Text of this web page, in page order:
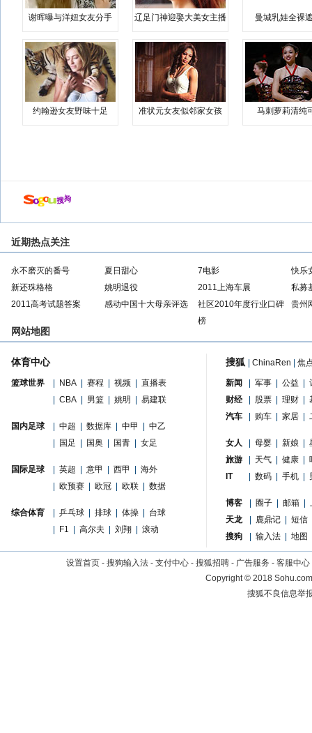
谢晖曝与洋妞女友分手 辽足门神迎娶大美女主播 曼城乳娃全裸
约翰逊女友野味十足 准状元女友似邻家女孩 马刺萝莉清纯
近期热点关注
永不磨灭的番号 夏日甜心 7电影
快乐
新还珠格格
姚明退役 2011上海车展
私募
2011高考试题答案
感动中国十大母亲评选
社区2010年度行业口碑
榜
贵州
网站地图
体育中心
篮球世界 NBA 赛程 视频
直播表
CBA 男篮 姚明 易建联
国内足球 中超 数据库 中甲
中乙
国足 国奥 国青 女足
国际足球 英超 意甲 西甲
海外
欧预赛 欧冠 欧联 数据
综合体育 乒乓球 排球 体操
台球
F1 高尔夫 刘翔 滚动
搜狐 ChinaRen 焦
新闻 军事 公益
财经
股票 理财
汽车
购车 家居
女人 母婴 新娘
旅游
天气 健康
IT
数码 手机
博客 圈子 邮箱
天龙
鹿鼎记
短信
搜狗
输入法 地图
设置首页 - 搜狗输入法 - 支付中心 - 搜狐招聘 - 广告服务 - 客服中心
Copyright©2018
搜狐不良信息举